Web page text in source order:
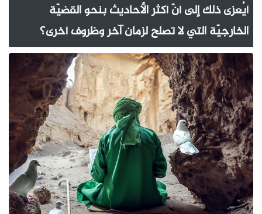
أيُعزى ذلك إلى أنّ أكثر الأحاديث بنحو القضيّة
الخارجيّة التي لا تصلح لزمان آخر وظروف أخرى؟